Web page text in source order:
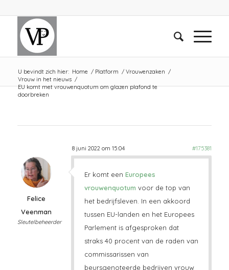
U bevindt zich hier: Home / Platform / Vrouwenzaken /
Vrouw in het nieuws /
EU komt met vrouwenquotum om glazen plafond te
doorbreken
8 juni 2022 om 15:04 #175381
Felice
Veenman
Sleutelbeheerder
Er komt een Europees
vrouwenquotum voor de top van
het bedrijfsleven. In een akkoord
tussen EU-landen en het Europees
Parlement is afgesproken dat
straks 40 procent van de raden van
commissarissen van
beursgenoteerde bedrijven vrouw